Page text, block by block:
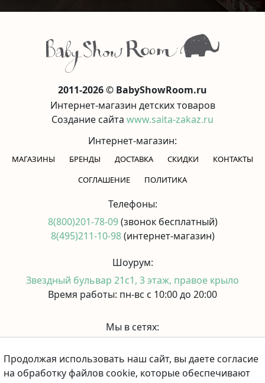
2011-2026 © BabyShowRoom.ru
Интернет-магазин детских товаров
Создание сайта www.saita-zakaz.ru
Интернет-магазин:
МАГАЗИНЫ БРЕНДЫ ДОСТАВКА СКИДКИ
КОНТАКТЫ
CОГЛАШЕНИЕ
ПОЛИТИКА
Телефоны:
8(800)201-78-09(звонок бесплатный)
8(495)211-10-98(интернет-магазин)
Шоурум:
Звездный бульвар 21с1, 3 этаж, правое крыло
Время работы: пн-вс с 10:00 до 20:00
Мы в сетях:
Принимаем к оплате:
Продолжая использовать наш сайт, вы даете согласие
на обработку файлов cookie, которые обеспечивают